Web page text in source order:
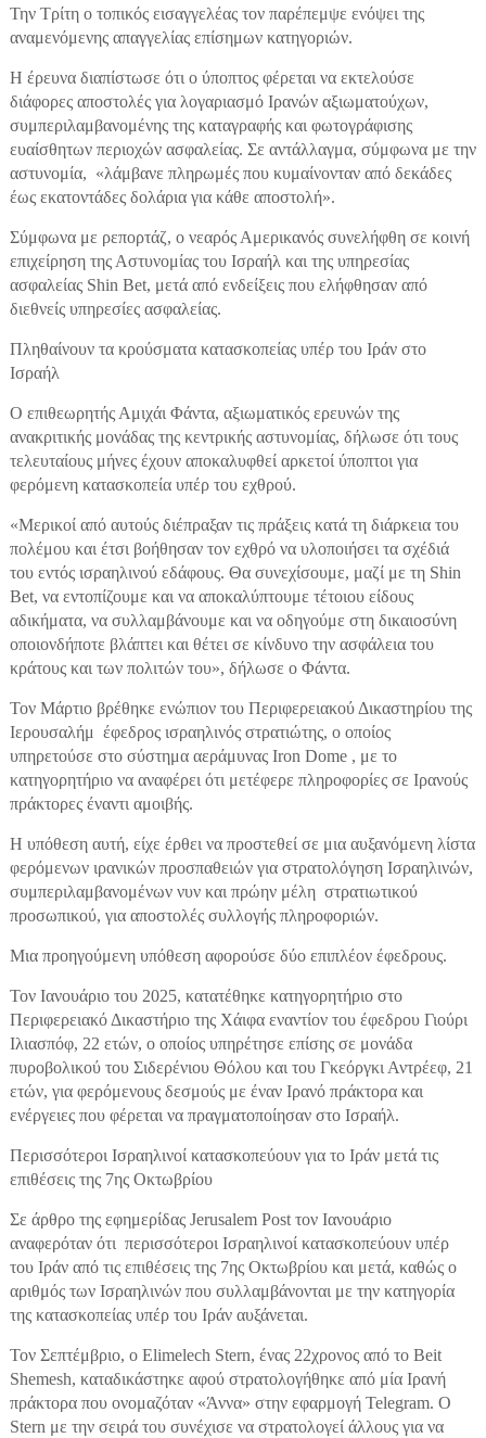
Την Τρίτη ο τοπικός εισαγγελέας τον παρέπεμψε ενόψει της
αναμενόμενης απαγγελίας επίσημων κατηγοριών.
Η έρευνα διαπίστωσε ότι ο ύποπτος φέρεται να εκτελούσε
διάφορες αποστολές για λογαριασμό Ιρανών αξιωματούχων,
συμπεριλαμβανομένης της καταγραφής και φωτογράφισης
ευαίσθητων περιοχών ασφαλείας. Σε αντάλλαγμα, σύμφωνα με την
αστυνομία, «λάμβανε πληρωμές που κυμαίνονταν από δεκάδες
έως εκατοντάδες δολάρια για κάθε αποστολή».
Σύμφωνα με ρεπορτάζ, ο νεαρός Αμερικανός συνελήφθη σε κοινή
επιχείρηση της Αστυνομίας του Ισραήλ και της υπηρεσίας
ασφαλείας Shin Bet, μετά από ενδείξεις που ελήφθησαν από
διεθνείς υπηρεσίες ασφαλείας.
Πληθαίνουν τα κρούσματα κατασκοπείας υπέρ του Ιράν στο
Ισραήλ
Ο επιθεωρητής Αμιχάι Φάντα, αξιωματικός ερευνών της
ανακριτικής μονάδας της κεντρικής αστυνομίας, δήλωσε ότι τους
τελευταίους μήνες έχουν αποκαλυφθεί αρκετοί ύποπτοι για
φερόμενη κατασκοπεία υπέρ του εχθρού.
«Μερικοί από αυτούς διέπραξαν τις πράξεις κατά τη διάρκεια του
πολέμου και έτσι βοήθησαν τον εχθρό να υλοποιήσει τα σχέδιά
του εντός ισραηλινού εδάφους. Θα συνεχίσουμε, μαζί με τη Shin
Bet, να εντοπίζουμε και να αποκαλύπτουμε τέτοιου είδους
αδικήματα, να συλλαμβάνουμε και να οδηγούμε στη δικαιοσύνη
οποιονδήποτε βλάπτει και θέτει σε κίνδυνο την ασφάλεια του
κράτους και των πολιτών του», δήλωσε ο Φάντα.
Τον Μάρτιο βρέθηκε ενώπιον του Περιφερειακού Δικαστηρίου της
Ιερουσαλήμ έφεδρος ισραηλινός στρατιώτης, ο οποίος
υπηρετούσε στο σύστημα αεράμυνας Iron Dome , με το
κατηγορητήριο να αναφέρει ότι μετέφερε πληροφορίες σε Ιρανούς
πράκτορες έναντι αμοιβής.
Η υπόθεση αυτή, είχε έρθει να προστεθεί σε μια αυξανόμενη λίστα
φερόμενων ιρανικών προσπαθειών για στρατολόγηση Ισραηλινών,
συμπεριλαμβανομένων νυν και πρώην μέλη στρατιωτικού
προσωπικού, για αποστολές συλλογής πληροφοριών.
Μια προηγούμενη υπόθεση αφορούσε δύο επιπλέον έφεδρους.
Τον Ιανουάριο του 2025, κατατέθηκε κατηγορητήριο στο
Περιφερειακό Δικαστήριο της Χάιφα εναντίον του έφεδρου Γιούρι
Ιλιασπόφ, 22 ετών, ο οποίος υπηρέτησε επίσης σε μονάδα
πυροβολικού του Σιδερένιου Θόλου και του Γκεόργκι Αντρέεφ, 21
ετών, για φερόμενους δεσμούς με έναν Ιρανό πράκτορα και
ενέργειες που φέρεται να πραγματοποίησαν στο Ισραήλ.
Περισσότεροι Ισραηλινοί κατασκοπεύουν για το Ιράν μετά τις
επιθέσεις της 7ης Οκτωβρίου
Σε άρθρο της εφημερίδας Jerusalem Post τον Ιανουάριο
αναφερόταν ότι περισσότεροι Ισραηλινοί κατασκοπεύουν υπέρ
του Ιράν από τις επιθέσεις της 7ης Οκτωβρίου και μετά, καθώς ο
αριθμός των Ισραηλινών που συλλαμβάνονται με την κατηγορία
της κατασκοπείας υπέρ του Ιράν αυξάνεται.
Τον Σεπτέμβριο, ο Elimelech Stern, ένας 22χρονος από το Beit
Shemesh, καταδικάστηκε αφού στρατολογήθηκε από μία Ιρανή
πράκτορα που ονομαζόταν «Άννα» στην εφαρμογή Telegram. Ο
Stern με την σειρά του συνέχισε να στρατολογεί άλλους για να